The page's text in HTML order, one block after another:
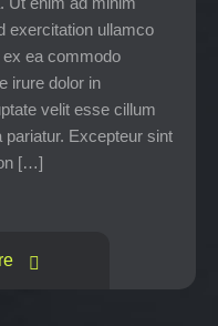
exercitation ullamco
ex ea commodo
irure dolor in
velit esse cillum
pariatur. Excepteur sint
[…]